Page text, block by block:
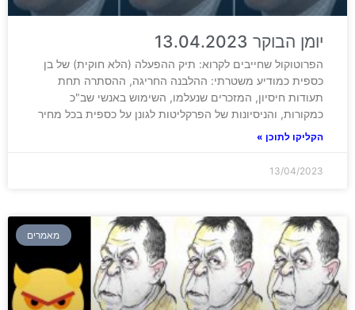
יומן הבוקר 13.04.2023
הפרוטוקול שחייבים לקרוא: תיק ההפעלה (הלא חוקית) של בן
כספית כמודיע משטרתי: ההלבנה החריגה, ההסתרה תחת
תעודות חיסיון, המזכרים שנעלמו, השימוש באנשי שב"כ
כמקורות, והניסיונות של הפרקליטות לגונן על כספית בכל מחיר
הקליקו לתוכן »
13/04/2023
מאמרים